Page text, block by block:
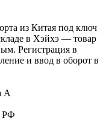
из Китая под ключ
в Хэйхэ — товар
Регистрация в
и ввод в оборот в
А
РФ